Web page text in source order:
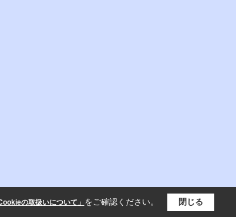
の取扱いについて」 をご確認ください。 閉じる